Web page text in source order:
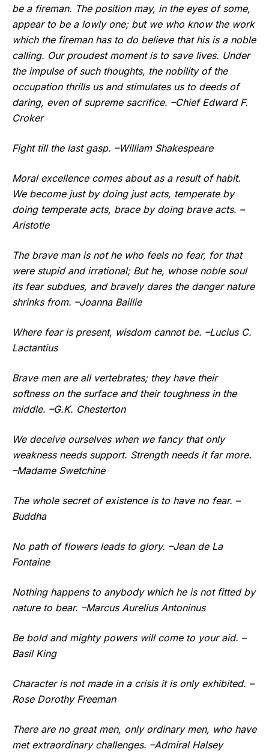
be a fireman. The position may, in the eyes of some,
appear to be a lowly one; but we who know the work
which the fireman has to do believe that his is a noble
calling. Our proudest moment is to save lives. Under
the impulse of such thoughts, the nobility of the
occupation thrills us and stimulates us to deeds of
daring, even of supreme sacrifice. –Chief Edward F.
Croker
Fight till the last gasp. –William Shakespeare
Moral excellence comes about as a result of habit.
We become just by doing just acts, temperate by
doing temperate acts, brace by doing brave acts. –
Aristotle
The brave man is not he who feels no fear, for that
were stupid and irrational; But he, whose noble soul
its fear subdues, and bravely dares the danger nature
shrinks from. –Joanna Baillie
Where fear is present, wisdom cannot be. –Lucius C.
Lactantius
Brave men are all vertebrates; they have their
softness on the surface and their toughness in the
middle. –G.K. Chesterton
We deceive ourselves when we fancy that only
weakness needs support. Strength needs it far more.
–Madame Swetchine
The whole secret of existence is to have no fear. –
Buddha
No path of flowers leads to glory. –Jean de La
Fontaine
Nothing happens to anybody which he is not fitted by
nature to bear. –Marcus Aurelius Antoninus
Be bold and mighty powers will come to your aid. –
Basil King
Character is not made in a crisis it is only exhibited. –
Rose Dorothy Freeman
There are no great men, only ordinary men, who have
met extraordinary challenges. –Admiral Halsey